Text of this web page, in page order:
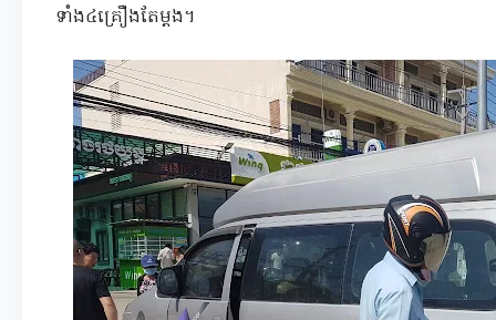
ទាំង៤គ្រឿងតែម្តង។